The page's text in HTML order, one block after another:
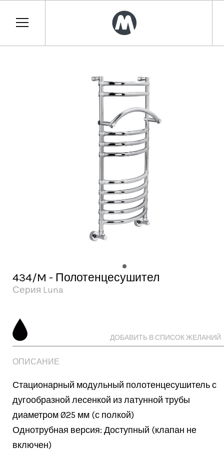
434/M - Полотенцесушител
ДОБАВИТЬ В СПИСОК ЖЕЛАНИЙ
Серия Luna
ОПИСАНИЕ
Стационарный модульный полотенцесушитель с
дугообразной лесенкой из латунной трубы
диаметром Ø25 мм (с полкой)
Однотрубная версия: Доступный (клапан не
включен)